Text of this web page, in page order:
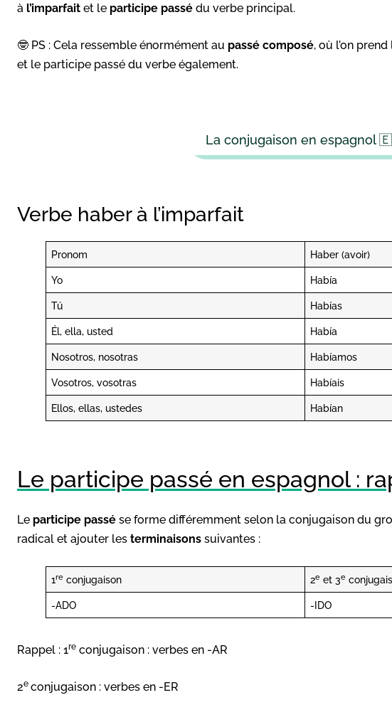
à l’imparfait et le participe passé du verbe principal.
🤓 PS : Cela ressemble énormément au passé composé, où l’on
et le participe passé du verbe également.
La conjugaison en espagnol
Verbe haber à l’imparfait
Pronom Haber (avoir)
Yo Había
Tú Habías
Él, ella, usted Había
Nosotros, nosotras Habíamos
Vosotros, vosotras Habíais
Ellos, ellas, ustedes Habían
Le participe passé en espagnol :
Le participe passé se forme différemment selon la conjugaison du
radical et ajouter les terminaisons suivantes :
1re conjugaison 2e et 3e
-ADO -IDO
Rappel : 1re conjugaison : verbes en -AR
2e conjugaison : verbes en -ER